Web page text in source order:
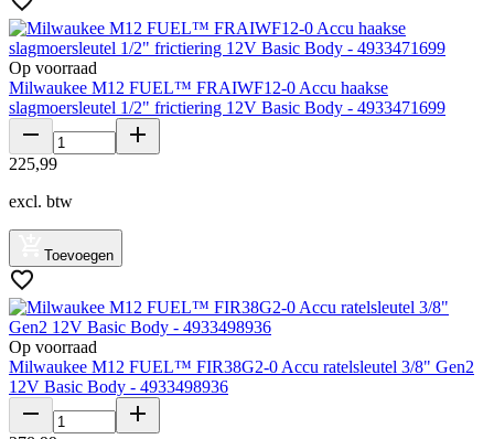
Op voorraad
Milwaukee M12 FUEL™ FRAIWF12-0 Accu haakse
slagmoersleutel 1/2" frictiering 12V Basic Body - 4933471699
225,99
excl. btw
Toevoegen
Op voorraad
Milwaukee M12 FUEL™ FIR38G2-0 Accu ratelsleutel 3/8" Gen2
12V Basic Body - 4933498936